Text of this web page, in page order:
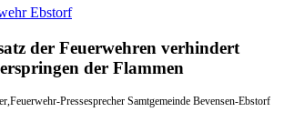
Ebstorf
der Feuerwehren verhindert
der Flammen
Pressesprecher Samtgemeinde Bevensen-Ebstorf